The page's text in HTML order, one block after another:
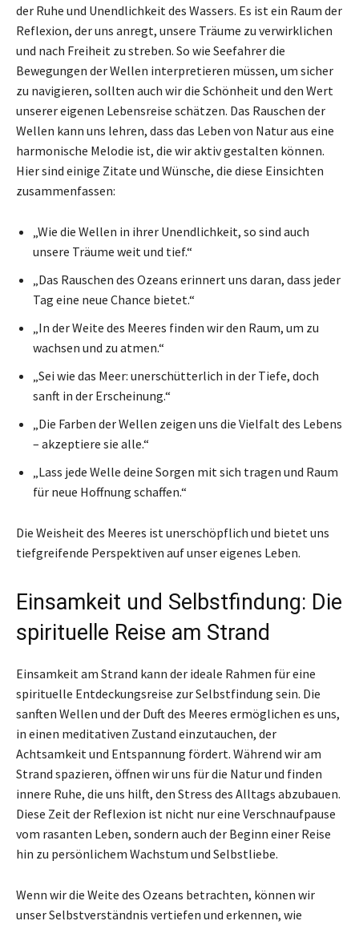
der Ruhe und Unendlichkeit des Wassers. Es ist ein Raum der
Reflexion, der uns anregt, unsere Träume zu verwirklichen
und nach Freiheit zu streben. So wie Seefahrer die
Bewegungen der Wellen interpretieren müssen, um sicher
zu navigieren, sollten auch wir die Schönheit und den Wert
unserer eigenen Lebensreise schätzen. Das Rauschen der
Wellen kann uns lehren, dass das Leben von Natur aus eine
harmonische Melodie ist, die wir aktiv gestalten können.
Hier sind einige Zitate und Wünsche, die diese Einsichten
zusammenfassen:
„Wie die Wellen in ihrer Unendlichkeit, so sind auch
unsere Träume weit und tief.“
„Das Rauschen des Ozeans erinnert uns daran, dass jeder
Tag eine neue Chance bietet.“
„In der Weite des Meeres finden wir den Raum, um zu
wachsen und zu atmen.“
„Sei wie das Meer: unerschütterlich in der Tiefe, doch
sanft in der Erscheinung.“
„Die Farben der Wellen zeigen uns die Vielfalt des Lebens
– akzeptiere sie alle.“
„Lass jede Welle deine Sorgen mit sich tragen und Raum
für neue Hoffnung schaffen.“
Die Weisheit des Meeres ist unerschöpflich und bietet uns
tiefgreifende Perspektiven auf unser eigenes Leben.
Einsamkeit und Selbstfindung: Die
spirituelle Reise am Strand
Einsamkeit am Strand kann der ideale Rahmen für eine
spirituelle Entdeckungsreise zur Selbstfindung sein. Die
sanften Wellen und der Duft des Meeres ermöglichen es uns,
in einen meditativen Zustand einzutauchen, der
Achtsamkeit und Entspannung fördert. Während wir am
Strand spazieren, öffnen wir uns für die Natur und finden
innere Ruhe, die uns hilft, den Stress des Alltags abzubauen.
Diese Zeit der Reflexion ist nicht nur eine Verschnaufpause
vom rasanten Leben, sondern auch der Beginn einer Reise
hin zu persönlichem Wachstum und Selbstliebe.
Wenn wir die Weite des Ozeans betrachten, können wir
unser Selbstverständnis vertiefen und erkennen, wie